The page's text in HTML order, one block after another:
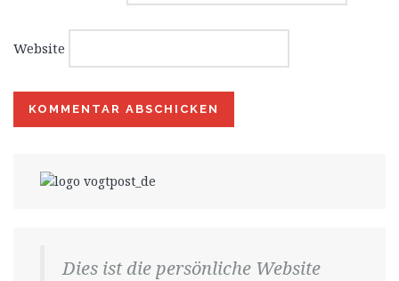
Website
Dies ist die persönliche Website